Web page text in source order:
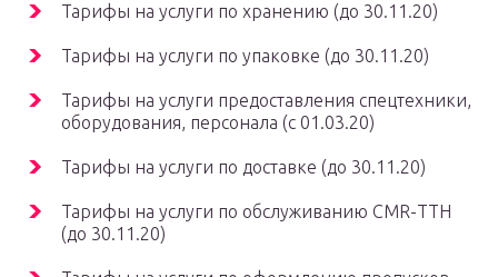
Тарифы на услуги по хранению (до 30.11.20)
Тарифы на услуги по упаковке (до 30.11.20)
Тарифы на услуги предоставления спецтехники,
оборудования, персонала (с 01.03.20)
Тарифы на услуги по доставке (до 30.11.20)
Тарифы на услуги по обслуживанию CMR-ТТН
(до 30.11.20)